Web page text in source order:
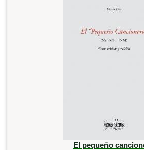
El pequeño